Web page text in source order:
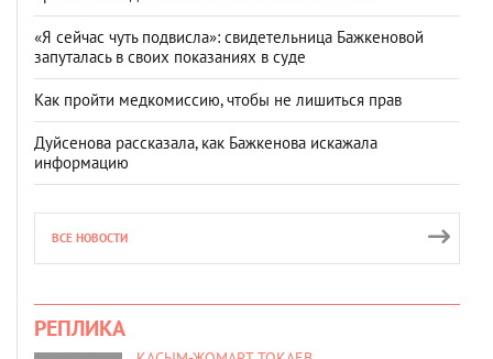
«Я сейчас чуть подвисла»: свидетельница Бажкеновой
запуталась в своих показаниях в суде
Как пройти медкомиссию, чтобы не лишиться прав
Дуйсенова рассказала, как Бажкенова искажала
информацию
ВСЕ НОВОСТИ
РЕПЛИКА